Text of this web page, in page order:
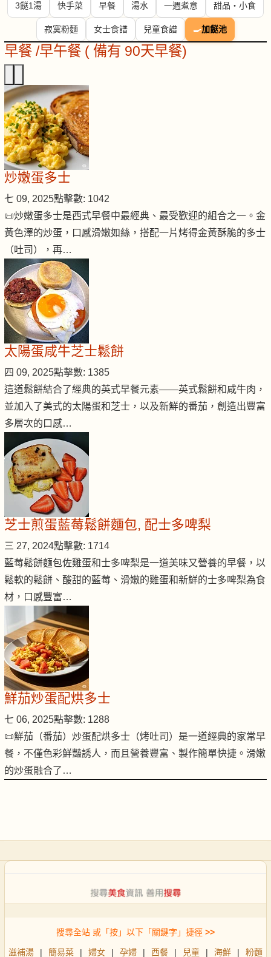
3餸1湯 快手菜 早餐 湯水 一週煮意 甜品・小食
寂寞粉麵 女士食譜 兒童食譜 🍳加餸池
早餐 /早午餐 ( 備有 90天早餐)
炒嫩蛋多士
七 09, 2025點擊數: 1042
📜炒嫩蛋多士是西式早餐中最經典、最受歡迎的組合之一。金
黃色澤的炒蛋，口感滑嫩如絲，搭配一片烤得金黃酥脆的多士
（吐司），再…
太陽蛋咸牛芝士鬆餅
四 09, 2025點擊數: 1385
這道鬆餅結合了經典的英式早餐元素——英式鬆餅和咸牛肉，
並加入了美式的太陽蛋和芝士，以及新鮮的番茄，創造出豐富
多層次的口感…
芝士煎蛋藍莓鬆餅麵包, 配士多啤梨
三 27, 2024點擊數: 1714
藍莓鬆餅麵包佐雞蛋和士多啤梨是一道美味又營養的早餐，以
鬆軟的鬆餅、酸甜的藍莓、滑嫩的雞蛋和新鮮的士多啤梨為食
材，口感豐富…
鮮茄炒蛋配烘多士
七 06, 2025點擊數: 1288
📜鮮茄（番茄）炒蛋配烘多士（烤吐司）是一道經典的家常早
餐，不僅色彩鮮豔誘人，而且營養豐富、製作簡單快捷。滑嫩
的炒蛋融合了…
搜尋全站 或「按」以下「關鍵字」捷徑 >>
滋補湯 | 簡易菜 | 婦女 | 孕婦 | 西餐 | 兒童 | 海鮮 | 粉麵